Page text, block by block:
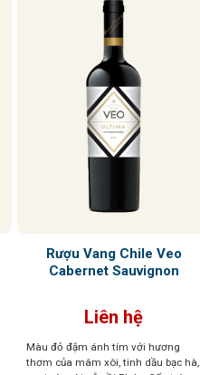
Rượu Vang Chile Veo
Cabernet Sauvignon
Liên hệ
Màu đỏ đậm ánh tím với hương
thơm của mâm xôi, tinh dầu bạc hà,